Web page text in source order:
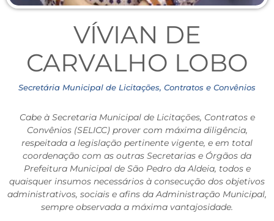
VÍVIAN DE
CARVALHO LOBO
Secretária Municipal de Licitações, Contratos e Convênios
Cabe à Secretaria Municipal de Licitações, Contratos e
Convênios (SELICC) prover com máxima diligência,
respeitada a legislação pertinente vigente, e em total
coordenação com as outras Secretarias e Órgãos da
Prefeitura Municipal de São Pedro da Aldeia, todos e
quaisquer insumos necessários à consecução dos objetivos
administrativos, sociais e afins da Administração Municipal,
sempre observada a máxima vantajosidade.